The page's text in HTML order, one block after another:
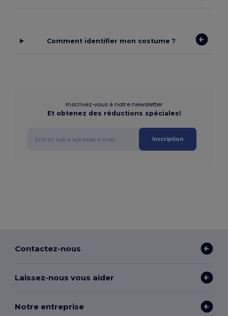
Comment identifier mon costume ?
Inscrivez-vous à notre newsletter
Et obtenez des réductions spéciales!
Inscription
Contactez-nous
Laissez-nous vous aider
Notre entreprise